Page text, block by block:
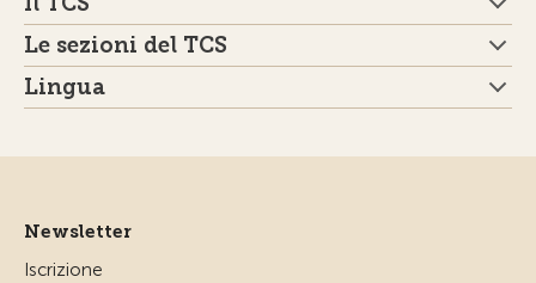
Le sezioni del TCS
Lingua
Newsletter
Iscrizione